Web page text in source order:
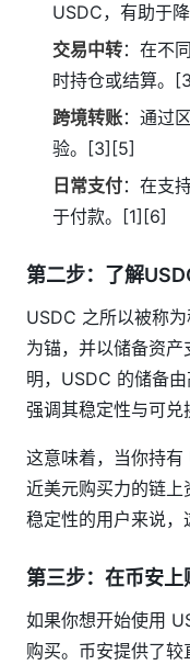
USDC，有助于
交易中转：在不
时持仓或结算。
跨境转账：通过
验。[3][5]
日常支付：在支
于付款。[1][6]
第二步：了解
USDC 之所以被称
为锚，并以储备资
明，USDC 的储备由
强调其稳定性与可
这意味着，当你持
近美元购买力的链
稳定性的用户来说
第三步：在币安上
如果你想开始使用
购买。币安提供了